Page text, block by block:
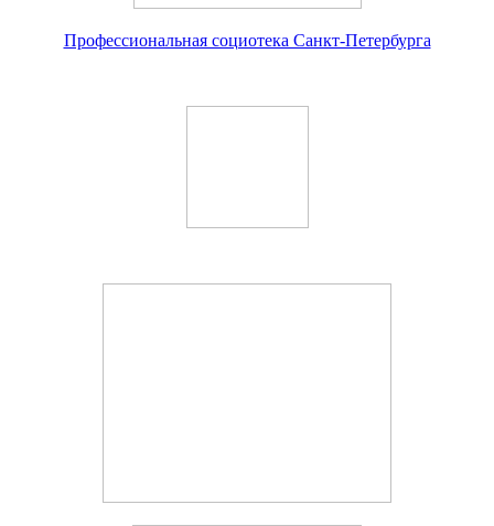
Профессиональная социотека Санкт-Петербурга